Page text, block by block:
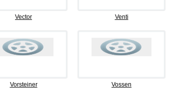
Vector Venti
Vorsteiner Vossen